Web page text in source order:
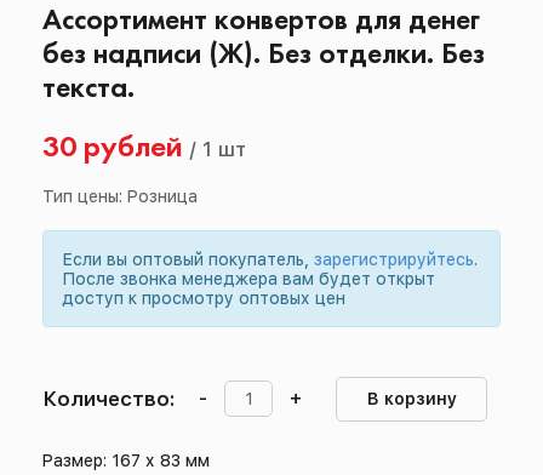
Ассортимент конвертов для денег
без надписи (Ж). Без отделки. Без
текста.
30 рублей / 1 шт
Тип цены: Розница
Если вы оптовый покупатель, зарегистрируйтесь.
После звонка менеджера вам будет открыт
доступ к просмотру оптовых цен
Количество: - + В корзину
Размер: 167 х 83 мм